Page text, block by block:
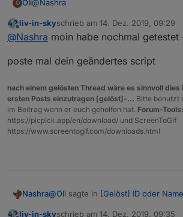
O Oli@Nashra
ich habe das aus dem von die
ergänzt
Offline
liv-in-skyschrieb am 14. Dez. 2019, 09:29
zuletzt editiert von
@Nashra moin habe nochmal
poste mal dein geändertes script
nach einem gelösten Thread wäre es sinnvoll
ersten Posts einzutragen [gelöst]-... Bitte benutzt
im Beitrag wenn er euch geholfen hat. Forum-Tools:
https://picpick.app/en/download/ und ScreenToGif
https://www.screentogif.com/downloads.html
Nashra@Oli sagte in [Gelöst] ID oder
liv-in-skyschrieb am 14. Dez. 2019, 09:35